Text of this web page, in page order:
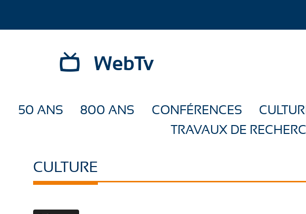
WebTv
50 ANS 800 ANS CONFÉRENCES
TRAVAUX DE
CULTURE